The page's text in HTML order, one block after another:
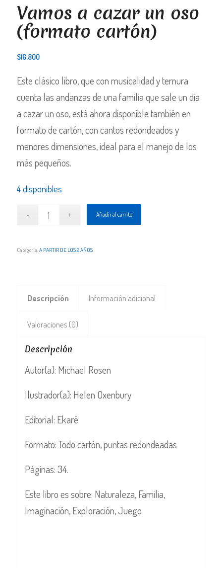
Vamos a cazar un oso
(formato cartón)
$16.800
Este clásico libro, que con musicalidad y ternura
cuenta las andanzas de una familia que sale un día
a cazar un oso, está ahora disponible también en
formato de cartón, con cantos redondeados y
menores dimensiones, ideal para el manejo de los
más pequeños.
4 disponibles
Añadir al carrito
Categoría:A PARTIR DE LOS 2 AÑOS
Descripción Información adicional
Valoraciones (0)
Descripción
Autor(a): Michael Rosen
Ilustrador(a): Helen Oxenbury
Editorial: Ekaré
Formato: Todo cartón, puntas redondeadas
Páginas: 34.
Este libro es sobre: Naturaleza, Familia,
Imaginación, Exploración, Juego